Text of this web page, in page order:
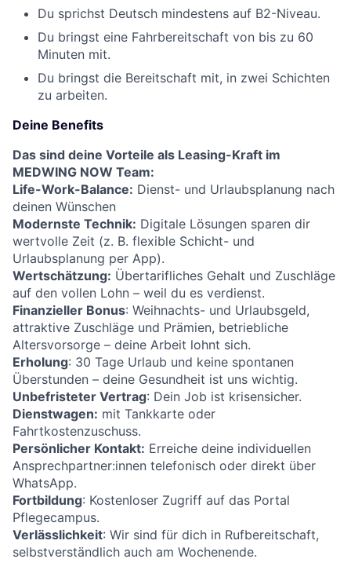
Du sprichst Deutsch mindestens auf B2-Niveau.
Du bringst eine Fahrbereitschaft von bis zu 60
Minuten mit.
Du bringst die Bereitschaft mit, in zwei Schichten
zu arbeiten.
Deine Benefits
Das sind deine Vorteile als Leasing-Kraft im
MEDWING NOW Team:
Life-Work-Balance: Dienst- und Urlaubsplanung nach
deinen Wünschen
Modernste Technik: Digitale Lösungen sparen dir
wertvolle Zeit (z. B. flexible Schicht- und
Urlaubsplanung per App).
Wertschätzung: Übertarifliches Gehalt und Zuschläge
auf den vollen Lohn – weil du es verdienst.
Finanzieller Bonus: Weihnachts- und Urlaubsgeld,
attraktive Zuschläge und Prämien, betriebliche
Altersvorsorge – deine Arbeit lohnt sich.
Erholung: 30 Tage Urlaub und keine spontanen
Überstunden – deine Gesundheit ist uns wichtig.
Unbefristeter Vertrag: Dein Job ist krisensicher.
Dienstwagen: mit Tankkarte oder
Fahrtkostenzuschuss.
Persönlicher Kontakt: Erreiche deine individuellen
Ansprechpartner:innen telefonisch oder direkt über
WhatsApp.
Fortbildung: Kostenloser Zugriff auf das Portal
Pflegecampus.
Verlässlichkeit: Wir sind für dich in Rufbereitschaft,
selbstverständlich auch am Wochenende.